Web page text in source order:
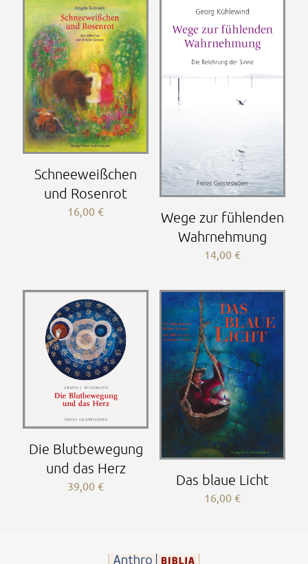
Schneeweißchen
und Rosenrot
16,00€
Wege zur fühlenden
Wahrnehmung
14,00 €
Die Blutbewegung
und das Herz
39,00€ Das blaue Licht
16,00 €